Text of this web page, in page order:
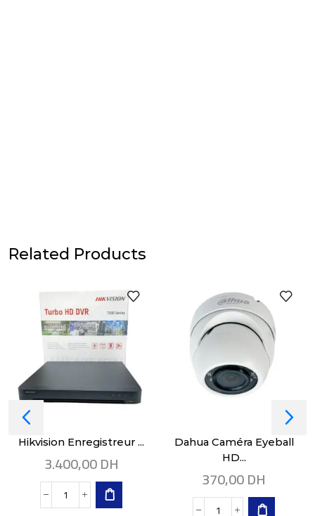
Related Products
Hikvision Enregistreur ...
3.400,00DH
Dahua Caméra Eyeball
HD...
370,00DH